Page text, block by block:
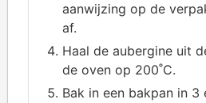
aanwijzing op de
af.
Haal de aubergine uit
de oven op 200˚C.
Bak in een bakpan in 3